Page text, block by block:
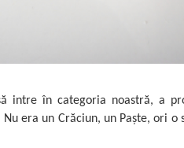
intre în categoria noastră, a
era un Crăciun, un Paște, ori